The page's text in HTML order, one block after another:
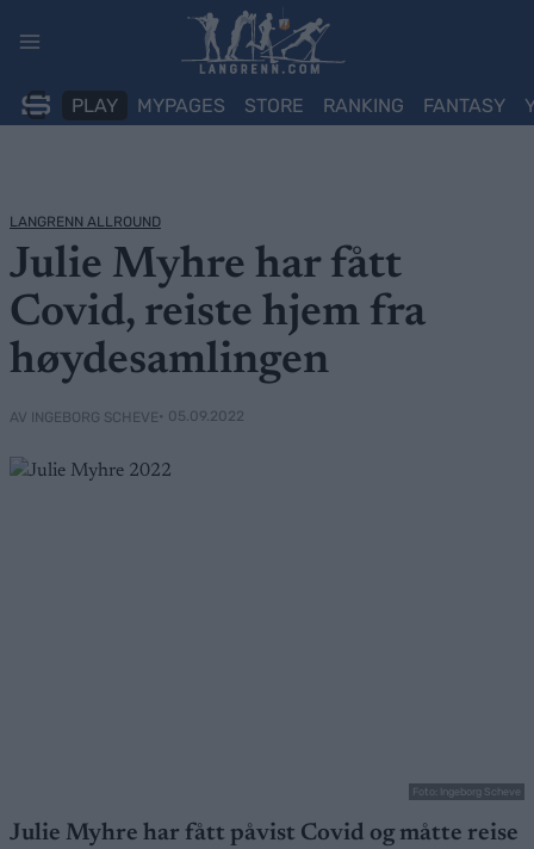
PLAY MYPAGES STORE RANKING FANTASY
LANGRENN ALLROUND
Julie Myhre har fått
Covid, reiste hjem fra
høydesamlingen
AV INGEBORG SCHEVE• 05.09.2022
Foto: Ingeborg Scheve
Julie Myhre har fått påvist Covid og måtte reise